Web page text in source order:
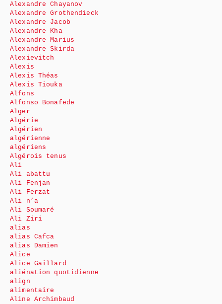
Alexandre Chayanov
Alexandre Grothendieck
Alexandre Jacob
Alexandre Kha
Alexandre Marius
Alexandre Skirda
Alexievitch
Alexis
Alexis Théas
Alexis Tiouka
Alfons
Alfonso Bonafede
Alger
Algérie
Algérien
algérienne
algériens
Algérois tenus
Ali
Ali abattu
Ali Fenjan
Ali Ferzat
Ali n’a
Ali Soumaré
Ali Ziri
alias
alias Cafca
alias Damien
Alice
Alice Gaillard
aliénation quotidienne
align
alimentaire
Aline Archimbaud